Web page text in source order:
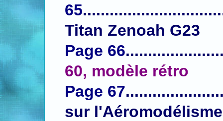
65
Titan Zenoah G23
Page 66.
60, modèle rétro
Page 67
sur l'Aéromodélisme